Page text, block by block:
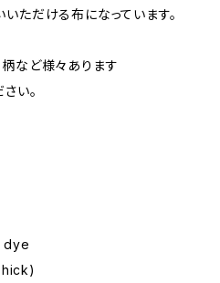
ただける布になっています。
など様々あります
い。
dye